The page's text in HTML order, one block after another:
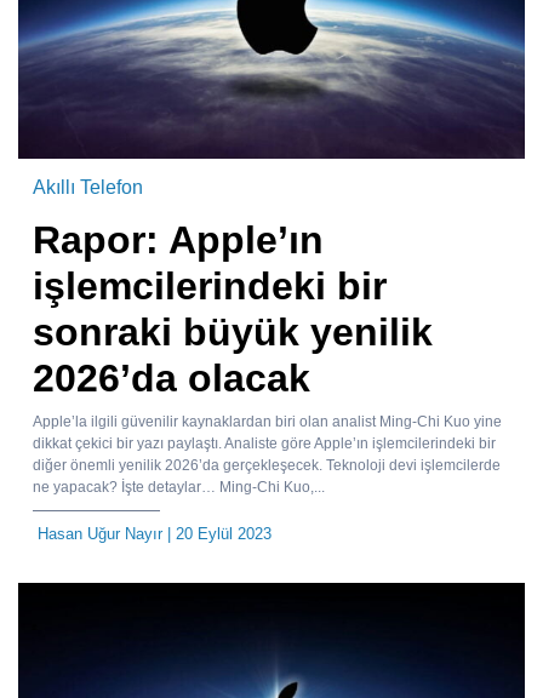
Akıllı Telefon
Rapor: Apple’ın
işlemcilerindeki bir
sonraki büyük yenilik
2026’da olacak
Apple’la ilgili güvenilir kaynaklardan biri olan analist Ming-Chi Kuo yine
dikkat çekici bir yazı paylaştı. Analiste göre Apple’ın işlemcilerindeki bir
diğer önemli yenilik 2026’da gerçekleşecek. Teknoloji devi işlemcilerde
ne yapacak? İşte detaylar… Ming-Chi Kuo,...
Hasan Uğur Nayır| 20 Eylül 2023